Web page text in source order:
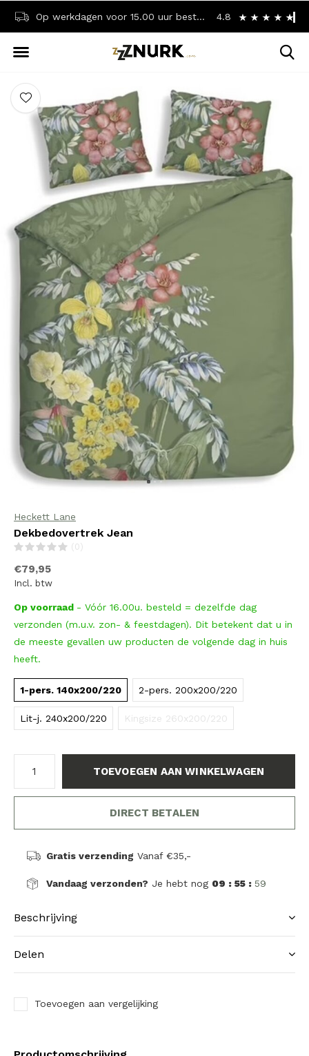
Op werkdagen voor 15.00 uur besteld? Dezelfde dag verzonden! Achteraf betalen?
4.8
Heckett Lane
Dekbedovertrek Jean
(0)
€79,95
Incl. btw
Op voorraad - Vóór 16.00u. besteld = dezelfde dag
verzonden (m.u.v. zon- & feestdagen). Dit betekent dat u in
de meeste gevallen uw producten de volgende dag in huis
heeft.
1-pers. 140x200/220 2-pers. 200x200/220
Lit-j. 240x200/220 Kingsize 260x200/220
TOEVOEGEN AAN WINKELWAGEN
DIRECT BETALEN
Gratis verzending Vanaf €35,-
Vandaag verzonden? Je hebt nog 09 : 55 : 59
Beschrijving
Delen
Toevoegen aan vergelijking